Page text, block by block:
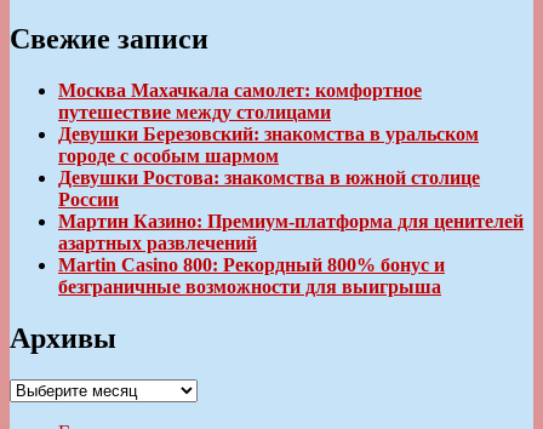
Свежие записи
Москва Махачкала самолет: комфортное
путешествие между столицами
Девушки Березовский: знакомства в уральском
городе с особым шармом
Девушки Ростова: знакомства в южной столице
России
Мартин Казино: Премиум-платформа для ценителей
азартных развлечений
Martin Casino 800: Рекордный 800% бонус и
безграничные возможности для выигрыша
Архивы
Архивы